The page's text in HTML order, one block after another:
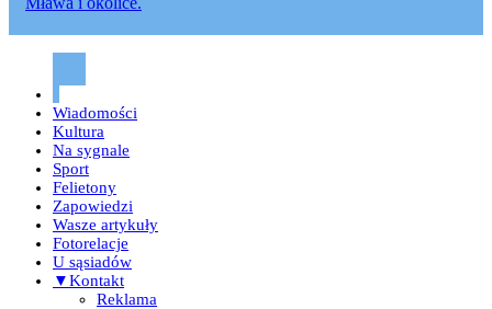
Codziennik mławski – Mława
Wiadomości
Kultura
Na sygnale
Sport
Felietony
Zapowiedzi
Wasze artykuły
Fotorelacje
U sąsiadów
▼Kontakt
Reklama